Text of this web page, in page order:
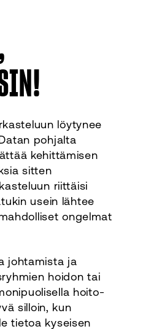
löytynee
pohjalta
kehittämisen
sitten
riittäisi
usein lähtee
ongelmat
johtamista ja
hoidon tai
hoito-
silloin, kun
tietoa kyseisen